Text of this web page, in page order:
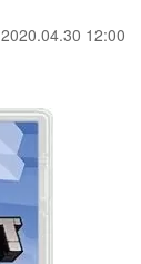
2020.04.30 12:00